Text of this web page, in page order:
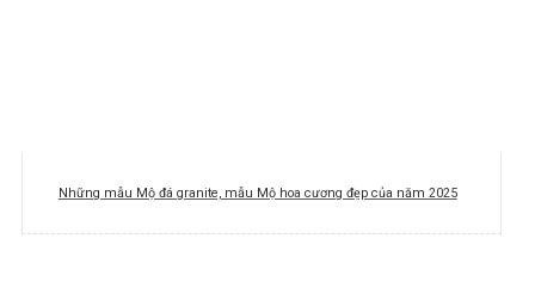
Những mẫu Mộ đá granite, mẫu Mộ hoa cương đẹp của năm 2025